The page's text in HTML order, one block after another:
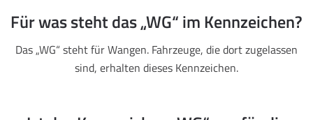
Für was steht das „WG“ im Kennzeichen?
Das „WG“ steht für Wangen. Fahrzeuge, die dort zugelassen
sind, erhalten dieses Kennzeichen.